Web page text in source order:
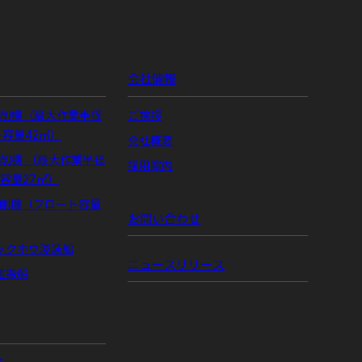
機（最大作業半径
量42㎥）
機 （最大作業半径
量27㎥）
機（フロート容量
クホウ浚渫船
搬船
会社情報
ご挨拶
会社概要
採用案内
お問い合わせ
ニュースリリース